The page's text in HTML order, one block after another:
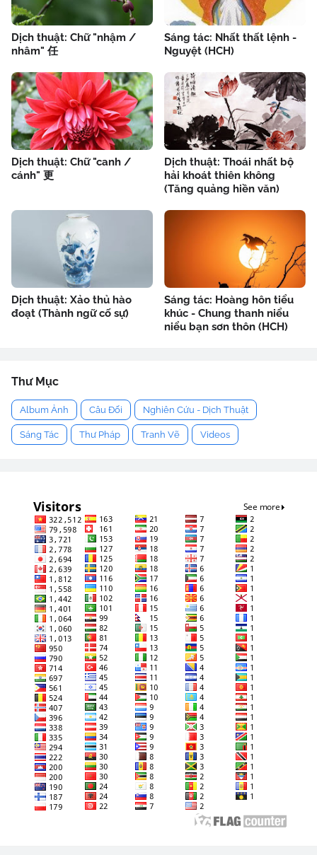
Dịch thuật: Chữ "nhậm /
nhâm" 任
Sáng tác: Nhất thất lệnh -
Nguyệt (HCH)
Dịch thuật: Chữ "canh /
cánh" 更
Dịch thuật: Thoái nhất bộ
hải khoát thiên không
(Tăng quảng hiền văn)
Dịch thuật: Xảo thủ hào
đoạt (Thành ngữ cố sự)
Sáng tác: Hoàng hôn tiểu
khúc - Chung thanh niểu
niểu bạn sơn thôn (HCH)
Thư Mục
Album Ảnh Câu Đối Nghiên Cứu - Dịch Thuật
Sáng Tác Thư Pháp Tranh Vẽ Videos